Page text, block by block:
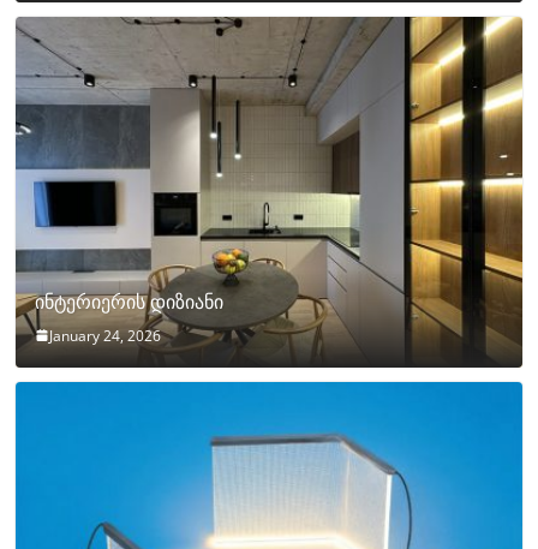
ინტერიერის დიზიანი
January 24, 2026